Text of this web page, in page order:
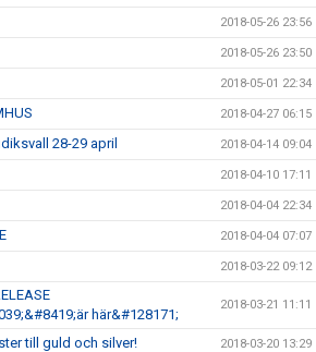
2018-05-26 23:56
2018-05-26 23:50
2018-05-01 22:34
2018-04-27 06:15
28-29 april 2018-04-14 09:04
2018-04-10 17:11
2018-04-04 22:34
2018-04-04 07:07
2018-03-22 09:12
här&#128171;
2018-03-21 11:11
till guld och silver! 2018-03-20 13:29